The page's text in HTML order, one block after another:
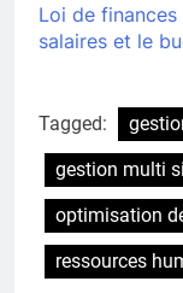
Loi de
salaires et le
Tagged:
gestion multi
optimisation
ressources